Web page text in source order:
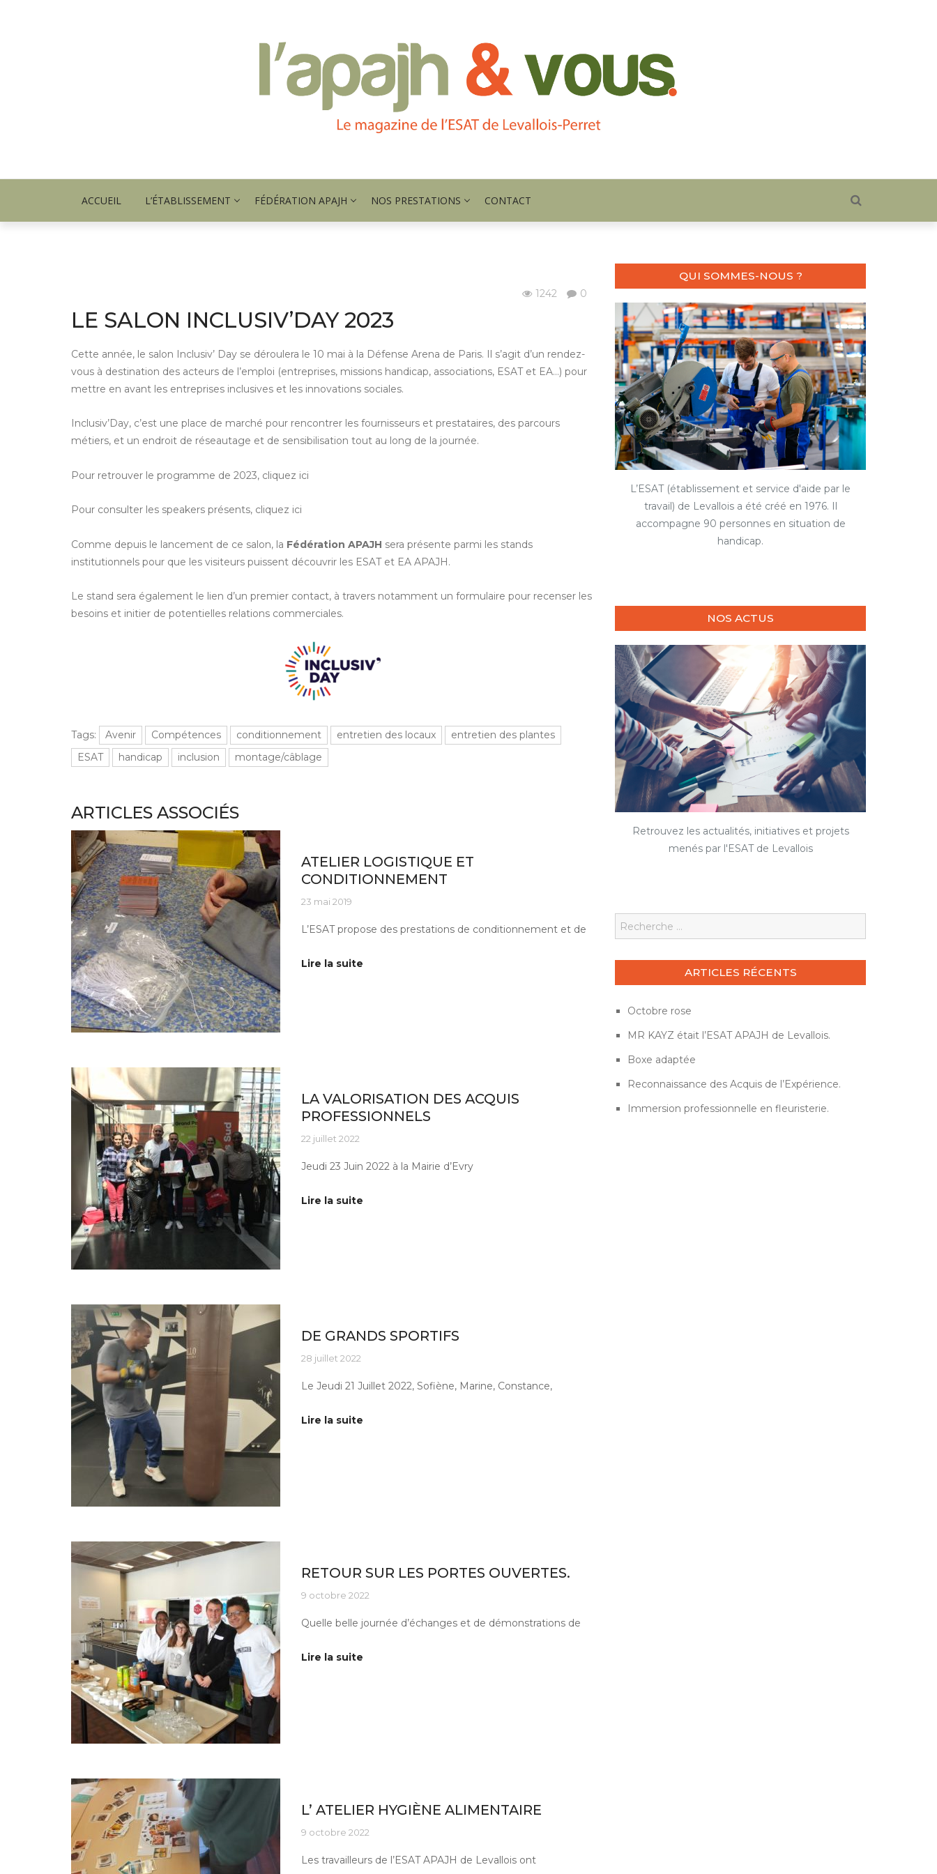
ACCUEIL L’ÉTABLISSEMENT FÉDÉRATION APAJH NOS PRESTATIONS CONTACT
1242 0
LE SALON INCLUSIV’DAY 2023
Cette année, le salon Inclusiv’ Day se déroulera le 10 mai à la Défense Arena de Paris. Il s’agit d’un rendez-
vous à destination des acteurs de l’emploi (entreprises, missions handicap, associations, ESAT et EA…) pour
mettre en avant les entreprises inclusives et les innovations sociales.
Inclusiv’Day, c’est une place de marché pour rencontrer les fournisseurs et prestataires, des parcours
métiers, et un endroit de réseautage et de sensibilisation tout au long de la journée.
Pour retrouver le programme de 2023, cliquez ici
Pour consulter les speakers présents, cliquez ici
Comme depuis le lancement de ce salon, la Fédération APAJH sera présente parmi les stands
institutionnels pour que les visiteurs puissent découvrir les ESAT et EA APAJH.
Le stand sera également le lien d’un premier contact, à travers notamment un formulaire pour recenser les
besoins et initier de potentielles relations commerciales.
Tags: Avenir Compétences conditionnement entretien des locaux
entretien des plantes
ESAT
handicap inclusion montage/câblage
ARTICLES ASSOCIÉS
ATELIER LOGISTIQUE ET
CONDITIONNEMENT
23 mai 2019
L’ESAT propose des prestations de conditionnement et de
Lire la suite
LA VALORISATION DES ACQUIS
PROFESSIONNELS
22 juillet 2022
Jeudi 23 Juin 2022 à la Mairie d’Evry
Lire la suite
DE GRANDS SPORTIFS
28 juillet 2022
Le Jeudi 21 Juillet 2022, Sofiène, Marine, Constance,
Lire la suite
RETOUR SUR LES PORTES OUVERTES.
9 octobre 2022
Quelle belle journée d’échanges et de démonstrations de
Lire la suite
L’ ATELIER HYGIÈNE ALIMENTAIRE
9 octobre 2022
Les travailleurs de l’ESAT APAJH de Levallois ont
QUI SOMMES-NOUS ?
L’ESAT (établissement et service d'aide par le
travail) de Levallois a été créé en 1976. Il
accompagne 90 personnes en situation de
handicap.
NOS ACTUS
Retrouvez les actualités, initiatives et projets
menés par l'ESAT de Levallois
Search
ARTICLES RÉCENTS
Octobre rose
MR KAYZ était l’ESAT APAJH de Levallois.
Boxe adaptée
Reconnaissance des Acquis de l’Expérience.
Immersion professionnelle en fleuristerie.